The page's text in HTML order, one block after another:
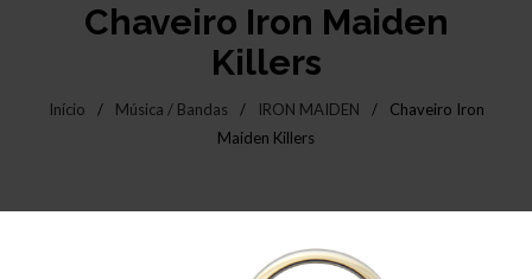
Chaveiro Iron Maiden
Killers
Início / Música / Bandas / IRON MAIDEN /
Chaveiro Iron
Maiden Killers